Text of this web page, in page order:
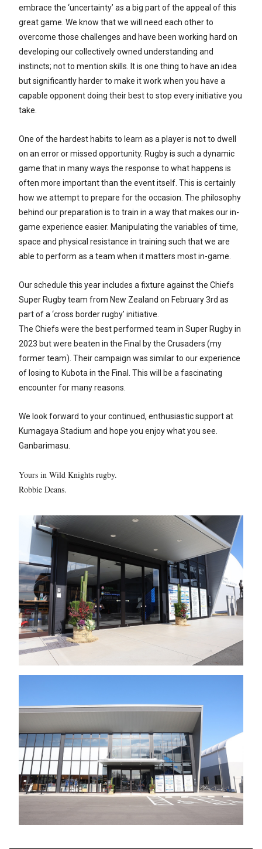
embrace the ‘uncertainty’ as a big part of the appeal of this
great game. We know that we will need each other to
overcome those challenges and have been working hard on
developing our collectively owned understanding and
instincts; not to mention skills. It is one thing to have an idea
but significantly harder to make it work when you have a
capable opponent doing their best to stop every initiative you
take.
One of the hardest habits to learn as a player is not to dwell
on an error or missed opportunity. Rugby is such a dynamic
game that in many ways the response to what happens is
often more important than the event itself. This is certainly
how we attempt to prepare for the occasion. The philosophy
behind our preparation is to train in a way that makes our in-
game experience easier. Manipulating the variables of time,
space and physical resistance in training such that we are
able to perform as a team when it matters most in-game.
Our schedule this year includes a fixture against the Chiefs
Super Rugby team from New Zealand on February 3rd as
part of a ‘cross border rugby’ initiative.
The Chiefs were the best performed team in Super Rugby in
2023 but were beaten in the Final by the Crusaders (my
former team). Their campaign was similar to our experience
of losing to Kubota in the Final. This will be a fascinating
encounter for many reasons.
We look forward to your continued, enthusiastic support at
Kumagaya Stadium and hope you enjoy what you see.
Ganbarimasu.
Yours in Wild Knights rugby.
Robbie Deans.